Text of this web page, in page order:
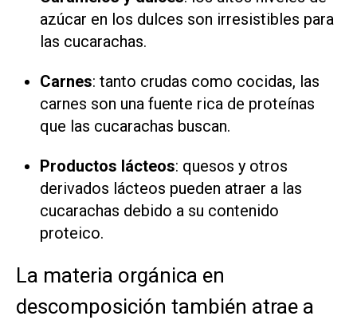
azúcar en los dulces son irresistibles para
las cucarachas.
Carnes: tanto crudas como cocidas, las
carnes son una fuente rica de proteínas
que las cucarachas buscan.
Productos lácteos: quesos y otros
derivados lácteos pueden atraer a las
cucarachas debido a su contenido
proteico.
La materia orgánica en
descomposición también atrae a